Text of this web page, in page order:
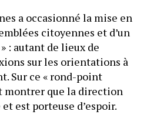
a occasionné la mise en
citoyennes et d’un
: autant de lieux de
sur les orientations à
Sur ce « rond-point
montrer que la direction
est porteuse d’espoir.